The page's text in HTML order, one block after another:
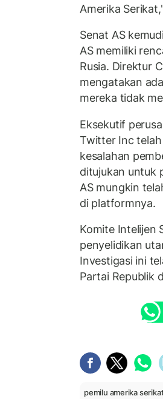
Amerika
Senat AS
AS memiliki
Rusia. Direktur
mengatakan
mereka tidak
Eksekutif
Twitter Inc telah
kesalahan
ditujukan untuk
AS mungkin
di platformnya.
Komite Intelijen
penyelidikan
Investigasi ini
Partai Republik
pemilu amerika